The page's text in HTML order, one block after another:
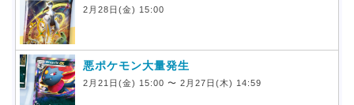
2月28日(金) 15:00
悪ポケモン大量発生
2月21日(金) 15:00 〜 2月27日(木) 14:59